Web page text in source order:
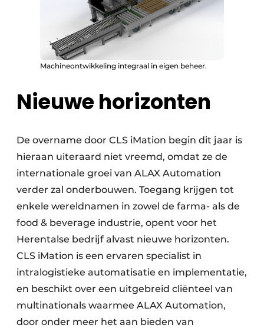
Machineontwikkeling integraal in eigen beheer.
Nieuwe horizonten
De overname door CLS iMation begin dit jaar is
hieraan uiteraard niet vreemd, omdat ze de
internationale groei van ALAX Automation
verder zal onderbouwen. Toegang krijgen tot
enkele wereldnamen in zowel de farma- als de
food & beverage industrie, opent voor het
Herentalse bedrijf alvast nieuwe horizonten.
CLS iMation is een ervaren specialist in
intralogistieke automatisatie en implementatie,
en beschikt over een uitgebreid cliënteel van
multinationals waarmee ALAX Automation,
door onder meer het aan bieden van